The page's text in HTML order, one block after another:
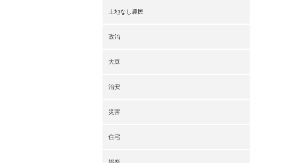
土地なし農民
政治
大豆
治安
災害
住宅